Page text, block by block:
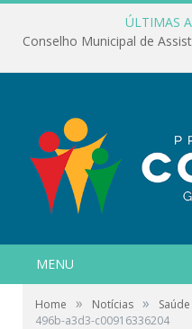
ÚLTIMAS
MENU
Home » Notícias »
496b-a3d3-c00916336204